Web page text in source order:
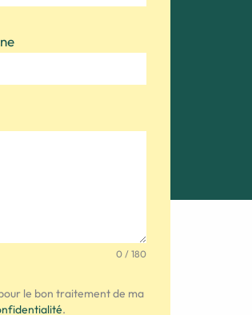
0 / 180
le bon traitement de ma
.